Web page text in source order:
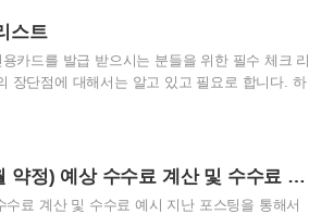
스트
카드를 발급 받으시는 분들을 위한 필수 체크 리
장단점에 대해서는 알고 있고 필요로 합니다. 하
많은 것 같습니다. 그 부분들을 위한 걸음마
5. 신용카드 발급 전 부가 혜택 체크 6. 신용카
의 필요성 신용카드는 현대 사회에서 필수에신용등급에 따른 리볼빙(일부 결제 금액 이월 약정) 예상 수수료 계산 및 수수료 예시
료 계산 및 수수료 예시 지난 포스팅을 통해서